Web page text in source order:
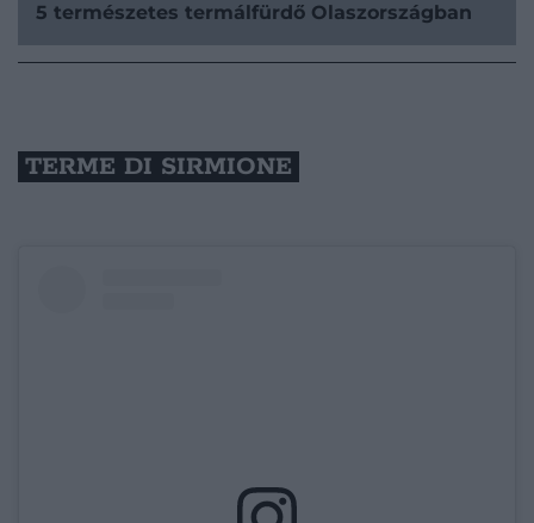
5 természetes termálfürdő Olaszországban
TERME DI SIRMIONE